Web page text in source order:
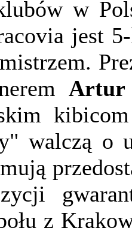
w
jest
Artur
walczą o
z